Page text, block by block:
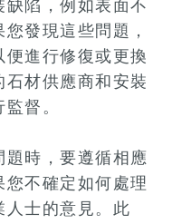
陷，例如表面不
發現這些問題，
進行修復或更換
材供應商和安裝
督。
時，要遵循相應
不確定如何處理
人士的意見。此